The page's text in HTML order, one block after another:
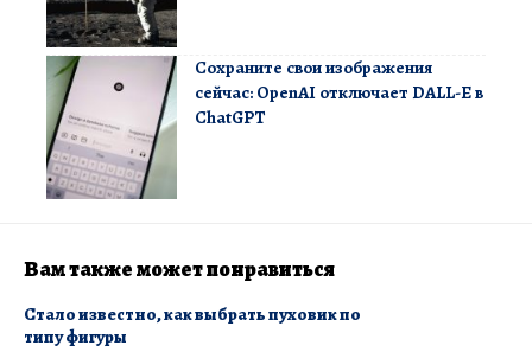
Сохраните свои изображения
сейчас: OpenAI отключает DALL-E в
ChatGPT
Вам также может понравиться
Стало известно, как выбрать пуховик по
типу фигуры